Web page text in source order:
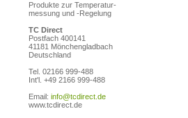
Produkte zur Temperatur-
messung und -Regelung
TC Direct
Postfach 400141
41181 Mönchengladbach
Deutschland
Tel. 02166 999-488
Int'l. +49 2166 999-488
Email: info@tcdirect.de
www.tcdirect.de